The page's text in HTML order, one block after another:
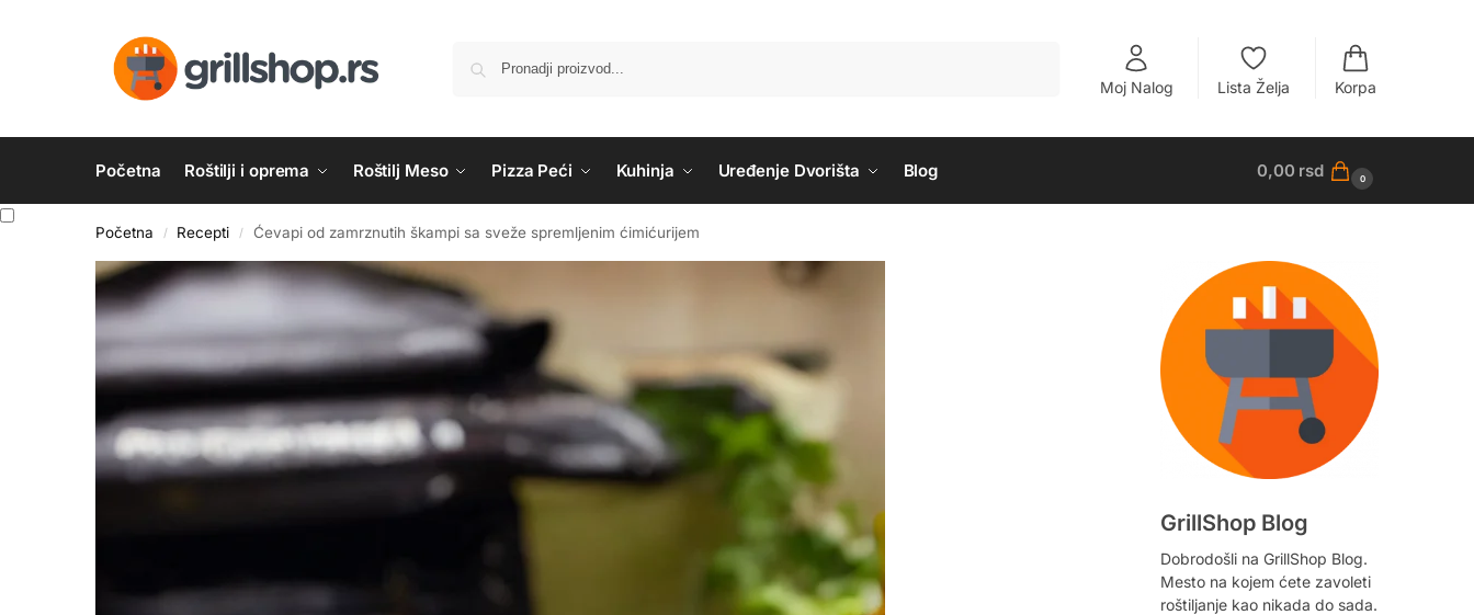
Moj Nalog Lista Želja Korpa
Početna Roštilji i oprema Roštilj Meso Pizza Peći Kuhinja Uređenje Dvorišta Blog 0,00 rsd 0
Početna / Recepti / Ćevapi od zamrznutih škampi sa sveže spremljenim ćimićurijem
GrillShop Blog
Dobrodošli na GrillShop Blog.
Mesto na kojem ćete zavoleti
roštiljanje kao nikada do sada.